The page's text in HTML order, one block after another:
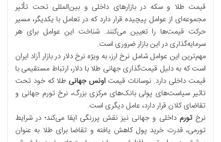
قیمت طلا و سکه در بازارهای داخلی و بین‌المللی تحت تأثیر
مجموعه‌ای از عوامل پیچیده قرار دارد که در تعامل با یکدیگر، مسیر
حرکت قیمت‌ها را تعیین می‌کنند. شناخت این عوامل برای هر
سرمایه‌گذاری در این بازار ضروری است.
مهم‌ترین این عوامل شامل نرخ ارز، به ویژه نرخ دلار در بازار آزاد ایران
است که به دلیل قیمت‌گذاری جهانی طلا با دلار، ارتباط مستقیمی با
قیمت داخلی دارد. نوسانات قیمت اونس جهانی طلا که خود تحت
تاثیر سیاست‌های پولی بانک‌های مرکزی بزرگ، نرخ تورم جهانی و
تقاضای کلان قرار دارد، عامل دیگری است.
نرخ تورم داخلی و جهانی نیز نقش پررنگی ایفا می‌کند؛ در شرایط
تورمی، قدرت خرید پول کاهش یافته و تقاضا برای طلا به عنوان